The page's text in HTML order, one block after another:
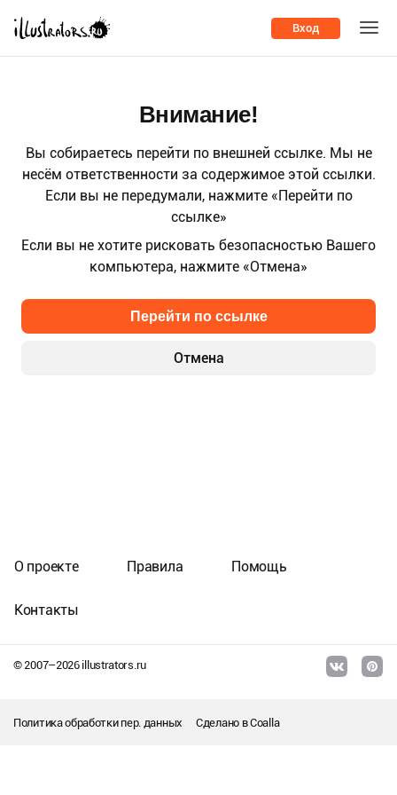
Вход
Внимание!
Вы собираетесь перейти по внешней ссылке. Мы не
несём ответственности за содержимое этой ссылки.
Если вы не передумали, нажмите «Перейти по
ссылке»
Если вы не хотите рисковать безопасностью Вашего
компьютера, нажмите «Отмена»
Отмена
Перейти по ссылке
© 2007–2026illustrators.ru
О проекте Правила Помощь
Контакты
Политика обработки пер. данных Сделано вCoalla